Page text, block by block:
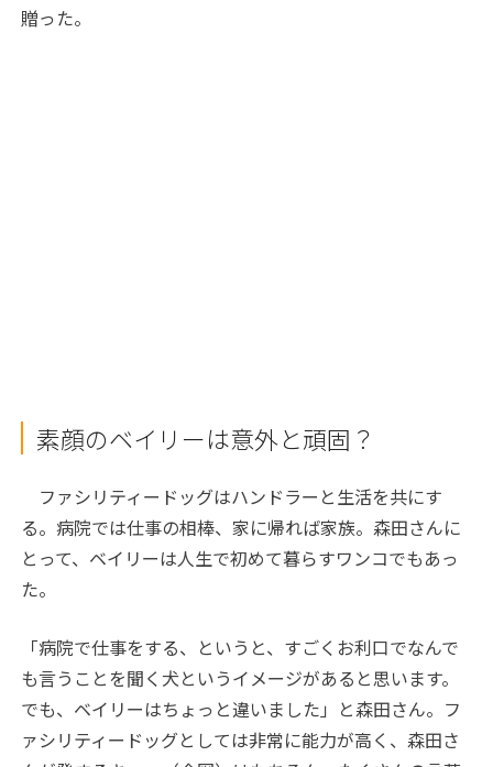
贈った。
素顔のベイリーは意外と頑固？
ファシリティードッグはハンドラーと生活を共にす
る。病院では仕事の相棒、家に帰れば家族。森田さんに
とって、ベイリーは人生で初めて暮らすワンコでもあっ
た。
「病院で仕事をする、というと、すごくお利口でなんで
も言うことを聞く犬というイメージがあると思います。
でも、ベイリーはちょっと違いました」と森田さん。フ
ァシリティードッグとしては非常に能力が高く、森田さ